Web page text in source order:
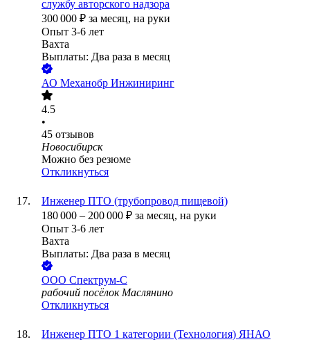
службу авторского надзора
300 000 ₽ за месяц, на руки
Опыт 3-6 лет
Вахта
Выплаты: Два раза в месяц
АО Механобр Инжиниринг
4.5
•
45 отзывов
Новосибирск
Можно без резюме
Откликнуться
Инженер ПТО (трубопровод пищевой)
180 000 – 200 000 ₽ за месяц, на руки
Опыт 3-6 лет
Вахта
Выплаты: Два раза в месяц
ООО Спектрум-С
рабочий посёлок Маслянино
Откликнуться
Инженер ПТО 1 категории (Технология) ЯНАО